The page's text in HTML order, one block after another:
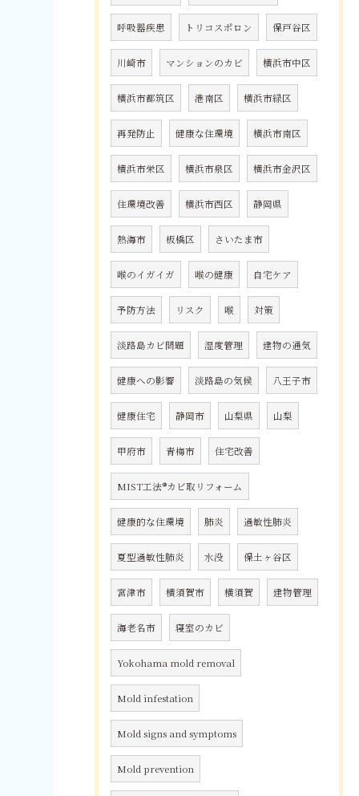
呼吸器疾患 トリコスポロン 保戸谷区
川崎市 マンションのカビ 横浜市中区
横浜市都筑区 港南区 横浜市緑区
再発防止 健康な住環境 横浜市南区
横浜市栄区 横浜市泉区 横浜市金沢区
住環境改善 横浜市西区 静岡県
熱海市 板橋区 さいたま市
喉のイガイガ 喉の健康 自宅ケア
予防方法 リスク 喉 対策
淡路島カビ問題 湿度管理 建物の通気
健康への影響 淡路島の気候 八王子市
健康住宅 静岡市 山梨県 山梨
甲府市 青梅市 住宅改善
MIST工法®カビ取リフォーム
健康的な住環境 肺炎 過敏性肺炎
夏型過敏性肺炎 水没 保土ヶ谷区
宮津市 横須賀市 横須賀 建物管理
海老名市 寝室のカビ
Yokohama mold removal
Mold infestation
Mold signs and symptoms
Mold prevention